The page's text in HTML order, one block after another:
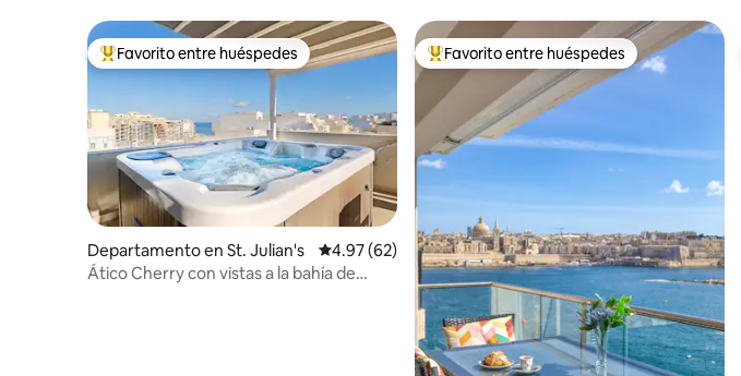
De los mejores en Favorito entre huéspedes
Favorito entre huéspedes
Departamento en St. Julian's Calificación promedio: 4.97 de 5; 62 evaluaciones
4.97 (62)
Ático Cherry con vistas a la bahía de
De los mejores en Favorito entre huéspedes
Favorito entre huéspedes